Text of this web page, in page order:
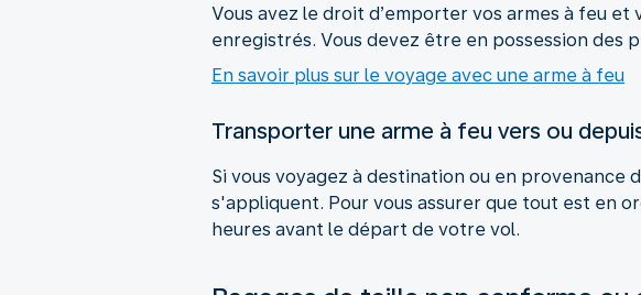
Vous avez le droit d’emporter vos armes à feu
enregistrés. Vous devez être en possession
En savoir plus sur le voyage avec une arme à feu
Transporter une arme à feu vers ou
Si vous voyagez à destination ou en provenance
s'appliquent. Pour vous assurer que tout est en
heures avant le départ de votre vol.